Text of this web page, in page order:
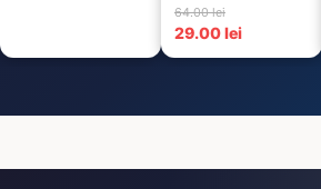
negre, cu pu...
64.00 lei
29.00 lei